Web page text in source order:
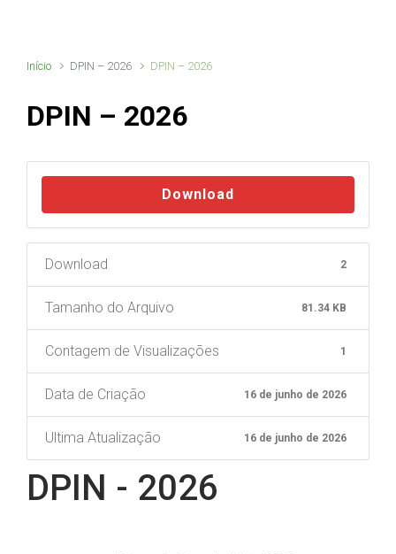
Início DPIN – 2026 DPIN – 2026
DPIN – 2026
Download
Download 2
Tamanho do Arquivo 81.34 KB
Contagem de Visualizações 1
Data de Criação 16 de junho de 2026
Ultima Atualização 16 de junho de 2026
DPIN - 2026